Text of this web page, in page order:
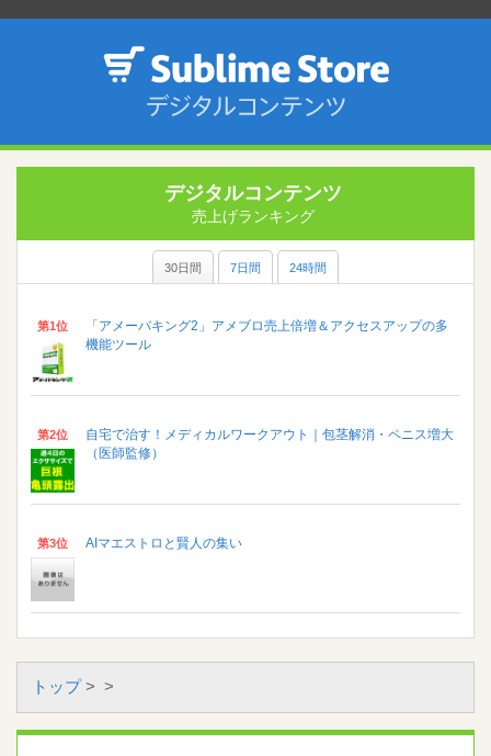
デジタルコンテンツ
売上げランキング
30日間 7日間 24時間
第1位
「アメーバキング2」アメブロ売上倍増＆アクセスアップの多
機能ツール
第2位
自宅で治す！メディカルワークアウト｜包茎解消・ペニス増大
（医師監修）
第3位 AIマエストロと賢人の集い
トップ> >